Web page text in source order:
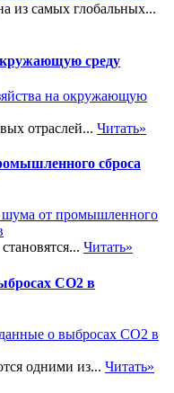
самых глобальных...
среду
отраслей... Читать»
сброса
Читать»
CO2 в
одними из... Читать»